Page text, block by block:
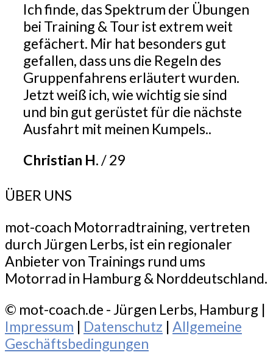
Ich finde, das Spektrum der Übungen
bei Training & Tour ist extrem weit
gefächert. Mir hat besonders gut
gefallen, dass uns die Regeln des
Gruppenfahrens erläutert wurden.
Jetzt weiß ich, wie wichtig sie sind
und bin gut gerüstet für die nächste
Ausfahrt mit meinen Kumpels..
Christian H./29
ÜBER UNS
mot-coach Motorradtraining, vertreten
durch Jürgen Lerbs, ist ein regionaler
Anbieter von Trainings rund ums
Motorrad in Hamburg & Norddeutschland.
© mot-coach.de - Jürgen Lerbs, Hamburg |
Impressum | Datenschutz | Allgemeine
Geschäftsbedingungen